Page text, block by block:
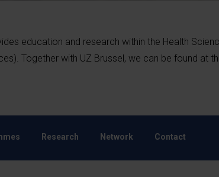
education and research within the Health
Together with UZ Brussel, we can be found at
Research Network Contact